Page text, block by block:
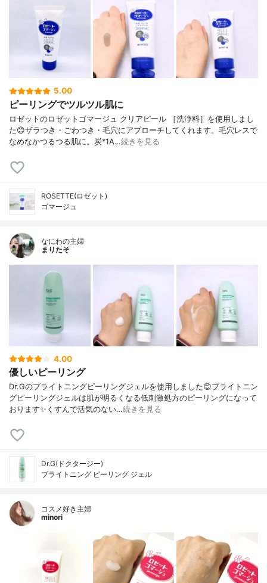
5.00
ピーリングでツルツル肌に
ロゼットのロゼットゴマージュ クリアピール ［洗浄料］を使用しまし
た😊ザラつき・ごわつき・毛穴にアプローチしてくれます。毛穴レスで
なめなかつるつる肌に。炭*1A…続きを見る
ROSETTE(ロゼット)
ゴマージュ
なにわの主婦
まりたそ
4.00
優しいピーリング
Dr.Gのブライトニングピーリングジェルを使用しました😊ブライトニン
グピーリングジェルは肌が明るくなる低刺激処方のピーリングになって
おります✨くすんで活気のない…続きを見る
Dr.G(ドクタージー)
ブライトニング ピーリング ジェル
コスメ好き主婦
minori